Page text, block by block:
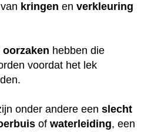
kringen en verkleuring
oorzaken hebben die
voordat het lek
onder andere een slecht
of waterleiding, een